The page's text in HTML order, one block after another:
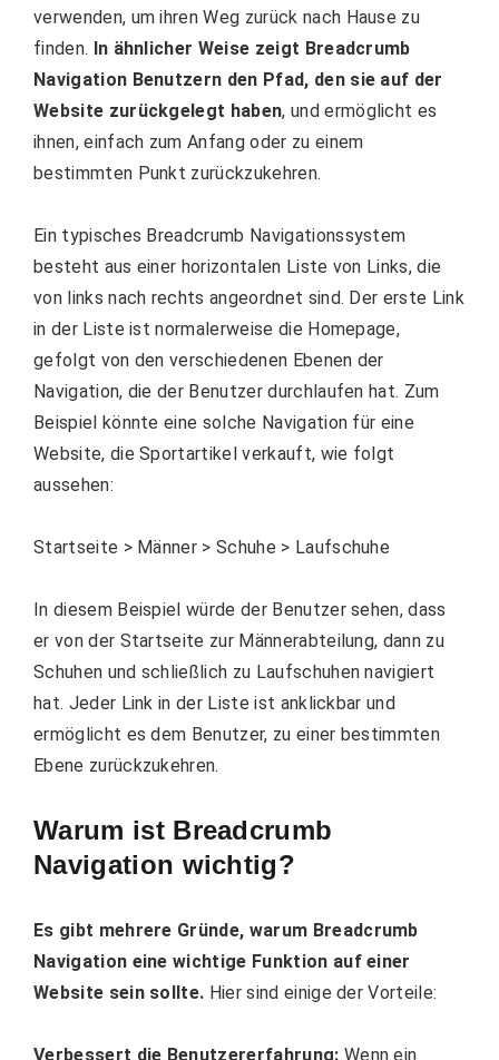
verwenden, um ihren Weg zurück nach Hause zu
finden. In ähnlicher Weise zeigt Breadcrumb
Navigation Benutzern den Pfad, den sie auf der
Website zurückgelegt haben, und ermöglicht es
ihnen, einfach zum Anfang oder zu einem
bestimmten Punkt zurückzukehren.
Ein typisches Breadcrumb Navigationssystem
besteht aus einer horizontalen Liste von Links, die
von links nach rechts angeordnet sind. Der erste Link
in der Liste ist normalerweise die Homepage,
gefolgt von den verschiedenen Ebenen der
Navigation, die der Benutzer durchlaufen hat. Zum
Beispiel könnte eine solche Navigation für eine
Website, die Sportartikel verkauft, wie folgt
aussehen:
Startseite > Männer > Schuhe > Laufschuhe
In diesem Beispiel würde der Benutzer sehen, dass
er von der Startseite zur Männerabteilung, dann zu
Schuhen und schließlich zu Laufschuhen navigiert
hat. Jeder Link in der Liste ist anklickbar und
ermöglicht es dem Benutzer, zu einer bestimmten
Ebene zurückzukehren.
Warum ist Breadcrumb
Navigation wichtig?
Es gibt mehrere Gründe, warum Breadcrumb
Navigation eine wichtige Funktion auf einer
Website sein sollte. Hier sind einige der Vorteile:
Verbessert die Benutzererfahrung: Wenn ein